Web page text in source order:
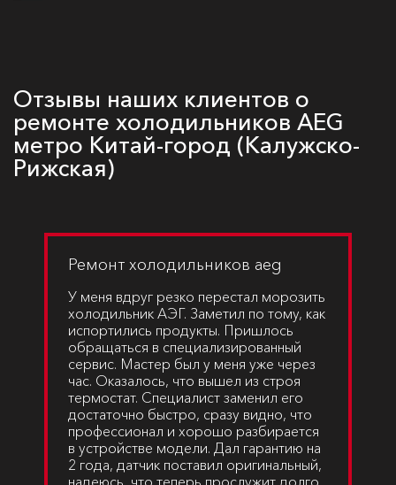
Отзывы наших клиентов о
ремонте холодильников AEG
метро Китай-город (Калужско-
Рижская)
Ремонт холодильников aeg
У меня вдруг резко перестал морозить
холодильник АЭГ. Заметил по тому, как
испортились продукты. Пришлось
обращаться в специализированный
сервис. Мастер был у меня уже через
час. Оказалось, что вышел из строя
термостат. Специалист заменил его
достаточно быстро, сразу видно, что
профессионал и хорошо разбирается
в устройстве модели. Дал гарантию на
2 года, датчик поставил оригинальный,
надеюсь, что теперь прослужит долго